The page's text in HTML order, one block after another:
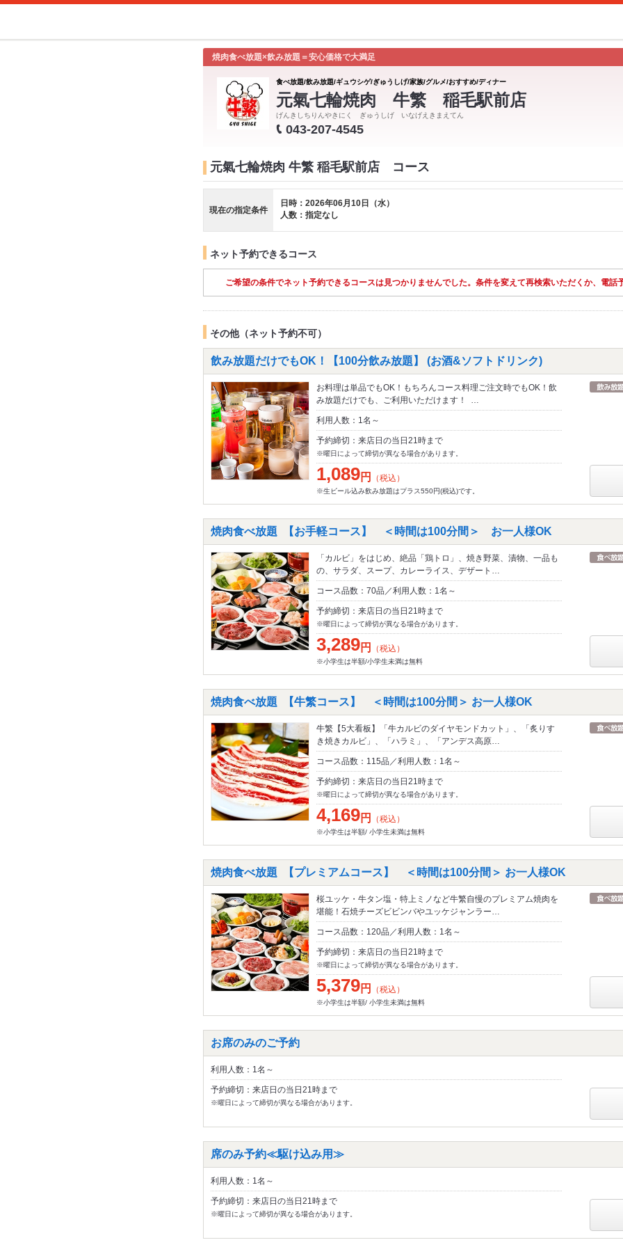
焼肉食べ放題×飲み放題＝安心価格で大満足
食べ放題/飲み放題/ギュウシゲ/ぎゅうしげ/家族/グルメ/おすすめ/ディナー
元氣七輪焼肉 牛繁 稲毛駅前店
げんきしちりんやきにく ぎゅうしげ いなげえきまえてん
043-207-4545
元氣七輪焼肉 牛繁 稲毛駅前店 コース
現在の指定条件
日時：2026年06月10日（水）
人数：指定なし
ネット予約できるコース
ご希望の条件でネット予約できるコースは見つかりませんでした。条件を変えて再検索いただくか、電話
その他（ネット予約不可）
飲み放題だけでもOK！【100分飲み放題】 (お酒&ソフトドリンク)
お料理は単品でもOK！もちろんコース料理ご注文時でもOK！飲
み放題だけでも、ご利用いただけます！ …
利用人数：1名～
予約締切：来店日の当日21時まで
※曜日によって締切が異なる場合があります。
1,089円 （税込）
※生ビール込み飲み放題はプラス550円(税込)です。
焼肉食べ放題 【お手軽コース】 ＜時間は100分間＞ お一人様OK
「カルビ」をはじめ、絶品「鶏トロ」、焼き野菜、漬物、一品も
の、サラダ、スープ、カレーライス、デザート…
コース品数：70品／利用人数：1名～
予約締切：来店日の当日21時まで
※曜日によって締切が異なる場合があります。
3,289円 （税込）
※小学生は半額/小学生未満は無料
焼肉食べ放題 【牛繁コース】 ＜時間は100分間＞ お一人様OK
牛繁【5大看板】「牛カルビのダイヤモンドカット」、「炙りす
き焼きカルビ」、「ハラミ」、「アンデス高原…
コース品数：115品／利用人数：1名～
予約締切：来店日の当日21時まで
※曜日によって締切が異なる場合があります。
4,169円 （税込）
※小学生は半額/ 小学生未満は無料
焼肉食べ放題 【プレミアムコース】 ＜時間は100分間＞ お一人様OK
桜ユッケ・牛タン塩・特上ミノなど牛繁自慢のプレミアム焼肉を
堪能！石焼チーズビビンバやユッケジャンラー…
コース品数：120品／利用人数：1名～
予約締切：来店日の当日21時まで
※曜日によって締切が異なる場合があります。
5,379円 （税込）
※小学生は半額/ 小学生未満は無料
お席のみのご予約
利用人数：1名～
予約締切：来店日の当日21時まで
※曜日によって締切が異なる場合があります。
席のみ予約≪駆け込み用≫
利用人数：1名～
予約締切：来店日の当日21時まで
※曜日によって締切が異なる場合があります。